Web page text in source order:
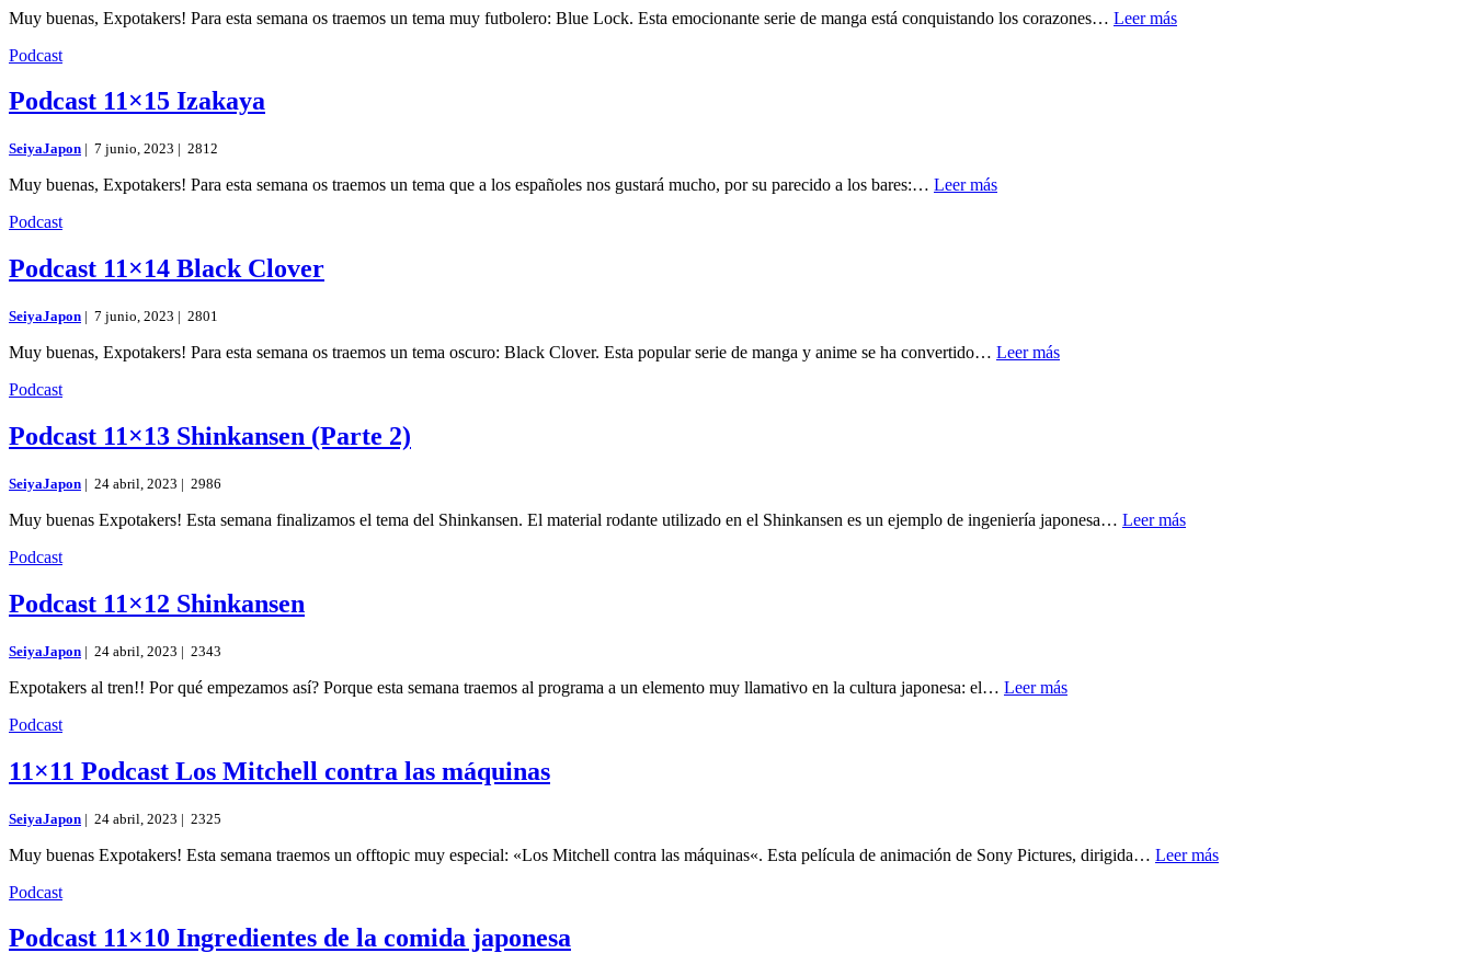
Muy buenas, Expotakers! Para esta semana os traemos un tema muy futbolero: Blue Lock. Esta emocionante serie de manga está conquistando los corazones… Leer más
Podcast
Podcast 11×15 Izakaya
SeiyaJapon | 7 junio, 2023 | 2812
Muy buenas, Expotakers! Para esta semana os traemos un tema que a los españoles nos gustará mucho, por su parecido a los bares:… Leer más
Podcast
Podcast 11×14 Black Clover
SeiyaJapon | 7 junio, 2023 | 2801
Muy buenas, Expotakers! Para esta semana os traemos un tema oscuro: Black Clover. Esta popular serie de manga y anime se ha convertido… Leer más
Podcast
Podcast 11×13 Shinkansen (Parte 2)
SeiyaJapon | 24 abril, 2023 | 2986
Muy buenas Expotakers! Esta semana finalizamos el tema del Shinkansen. El material rodante utilizado en el Shinkansen es un ejemplo de ingeniería japonesa… Leer más
Podcast
Podcast 11×12 Shinkansen
SeiyaJapon | 24 abril, 2023 | 2343
Expotakers al tren!! Por qué empezamos así? Porque esta semana traemos al programa a un elemento muy llamativo en la cultura japonesa: el… Leer más
Podcast
11×11 Podcast Los Mitchell contra las máquinas
SeiyaJapon | 24 abril, 2023 | 2325
Muy buenas Expotakers! Esta semana traemos un offtopic muy especial: «Los Mitchell contra las máquinas«. Esta película de animación de Sony Pictures, dirigida… Leer más
Podcast
Podcast 11×10 Ingredientes de la comida japonesa